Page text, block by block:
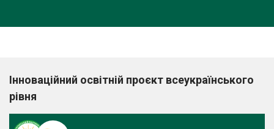
Інноваційний освітній проєкт всеукраїнського
рівня